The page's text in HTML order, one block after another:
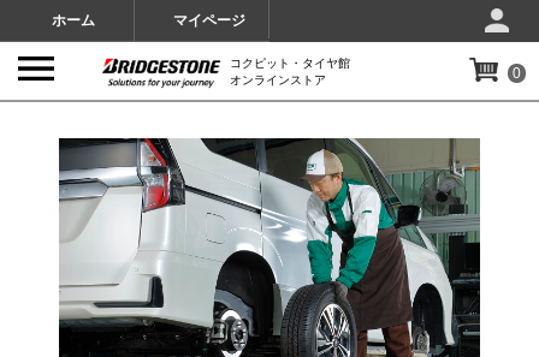
ホーム マイページ
コクピット・タイヤ館
オンラインストア
0